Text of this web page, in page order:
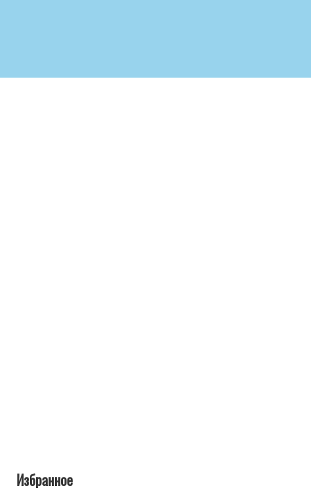
Избранное